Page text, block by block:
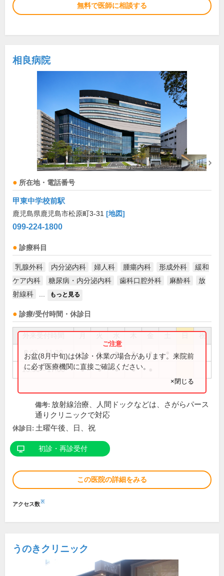
無料で医師に相談する
相良病院
所在地・電話番号
甲東中学校前駅
鹿児島県鹿児島市松原町3-31 [地図]
099-224-1800
診療科目
乳腺外科 内分泌内科 婦人科 腫瘍内科 形成外科
緩和
ケア内科
糖尿病・内分泌内科 歯科口腔外科 麻酔科
放
射線科
もっと見る
診療/受付時間・休診日
祝
8:00～11:30 ● ● ● ● ●
13:30～17:00 ● ● ● ●
お盆(8月中旬)は休診・休業の場合があります。来院前
に必ず医療機関に直接ご確認ください。
×閉じる
備考: 放射線治療、人間ドックなどは、さがらパース
通りクリニックで対応
休診日: 土曜午後、日、祝
初診・再診受付
この医院の詳細をみる
アクセス数※
うのきクリニック